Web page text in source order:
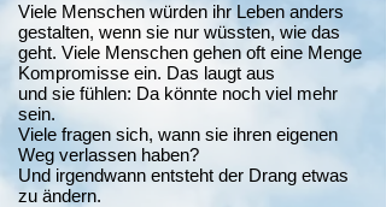
Viele Menschen würden ihr Leben anders
gestalten, wenn sie nur wüssten, wie das
geht. Viele Menschen gehen oft eine Menge
Kompromisse ein. Das laugt aus
und sie fühlen: Da könnte noch viel mehr
sein.
Viele fragen sich, wann sie ihren eigenen
Weg verlassen haben?
Und irgendwann entsteht der Drang etwas
zu ändern.